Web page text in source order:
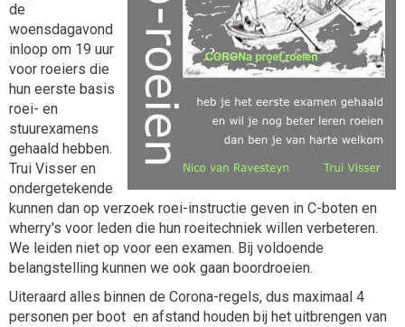
de
woensdagavond
inloop om 19 uur
voor roeiers die
hun eerste basis
roei- en
stuurexamens
gehaald hebben.
Trui Visser en
ondergetekende
kunnen dan op verzoek roei-instructie geven in C-boten en
wherry's voor leden die hun roeitechniek willen verbeteren.
We leiden niet op voor een examen. Bij voldoende
belangstelling kunnen we ook gaan boordroeien.
Uiteraard alles binnen de Corona-regels, dus maximaal 4
personen per boot en afstand houden bij het uitbrengen van